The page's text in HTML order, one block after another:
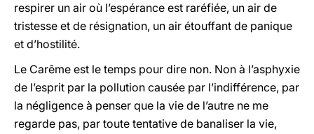
respirer un air où l’espérance est raréfiée, un air de
tristesse et de résignation, un air étouffant de panique
et d’hostilité.
Le Carême est le temps pour dire non. Non à l’asphyxie
de l’esprit par la pollution causée par l’indifférence, par
la négligence à penser que la vie de l’autre ne me
regarde pas, par toute tentative de banaliser la vie,